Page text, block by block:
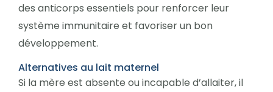
des anticorps essentiels pour renforcer leur
système immunitaire et favoriser un bon
développement.
Alternatives au lait maternel
Si la mère est absente ou incapable d’allaiter, il